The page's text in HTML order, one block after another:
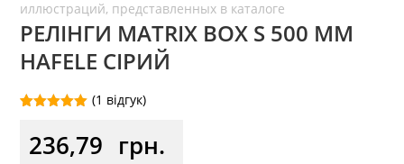
РЕЛІНГИ MATRIX BOX S 500 ММ
HAFELE СІРИЙ
основі
опитування
(1 відгук)
236,79 грн.